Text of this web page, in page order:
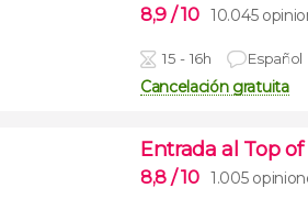
8,9 / 10 10.045
15 - 16h Español
Cancelación gratuita
Entrada al Top
8,8 / 10 1.005